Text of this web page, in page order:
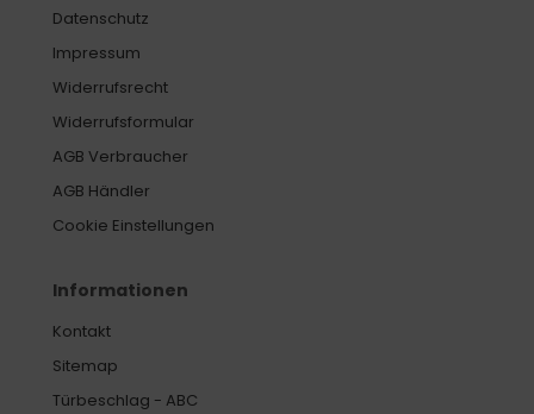
Datenschutz
Impressum
Widerrufsrecht
Widerrufsformular
AGB Verbraucher
AGB Händler
Cookie Einstellungen
Informationen
Kontakt
Sitemap
Türbeschlag - ABC